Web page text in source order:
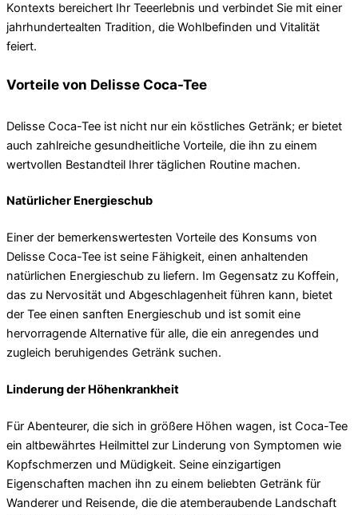
Kontexts bereichert Ihr Teeerlebnis und verbindet Sie mit einer
jahrhundertealten Tradition, die Wohlbefinden und Vitalität
feiert.
Vorteile von Delisse Coca-Tee
Delisse Coca-Tee ist nicht nur ein köstliches Getränk; er bietet
auch zahlreiche gesundheitliche Vorteile, die ihn zu einem
wertvollen Bestandteil Ihrer täglichen Routine machen.
Natürlicher Energieschub
Einer der bemerkenswertesten Vorteile des Konsums von
Delisse Coca-Tee ist seine Fähigkeit, einen anhaltenden
natürlichen Energieschub zu liefern. Im Gegensatz zu Koffein,
das zu Nervosität und Abgeschlagenheit führen kann, bietet
der Tee einen sanften Energieschub und ist somit eine
hervorragende Alternative für alle, die ein anregendes und
zugleich beruhigendes Getränk suchen.
Linderung der Höhenkrankheit
Für Abenteurer, die sich in größere Höhen wagen, ist Coca-Tee
ein altbewährtes Heilmittel zur Linderung von Symptomen wie
Kopfschmerzen und Müdigkeit. Seine einzigartigen
Eigenschaften machen ihn zu einem beliebten Getränk für
Wanderer und Reisende, die die atemberaubende Landschaft